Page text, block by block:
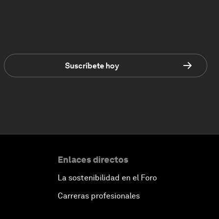
Suscríbete hoy
Enlaces directos
La sostenibilidad en el Foro
Carreras profesionales